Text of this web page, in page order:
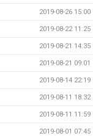
2019-08-26 15:00
2019-08-22 11:25
2019-08-21 14:35
2019-08-21 09:01
2019-08-14 22:19
2019-08-11 18:32
2019-08-11 11:59
2019-08-01 07:45